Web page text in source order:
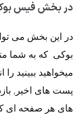
در بخش فیس
در این بخش می
بوکی که به شما
میخواهید ببینید
پست های اخیر,
های هر صفحه ای